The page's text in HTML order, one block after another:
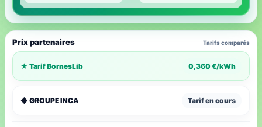
Prix partenaires Tarifs comparés
★ Tarif BornesLib 0,360 €/kWh
◆ GROUPE INCA Tarif en cours